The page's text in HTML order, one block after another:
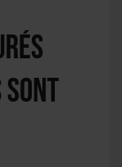
sont